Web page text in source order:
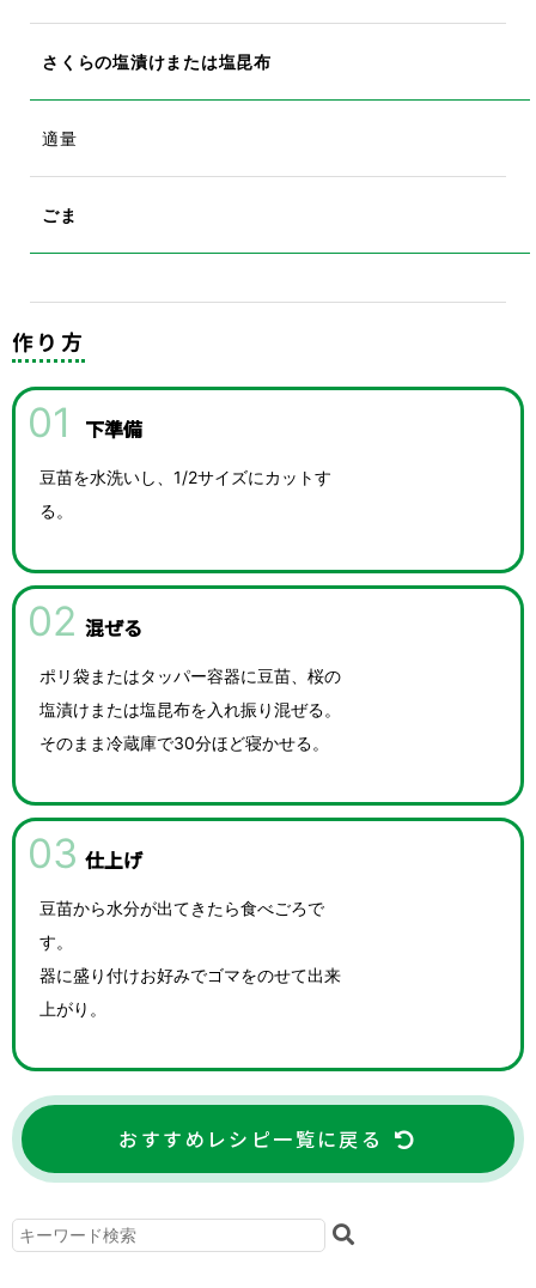
さくらの塩漬けまたは塩昆布
適量
ごま
作り方
01 下準備
豆苗を水洗いし、1/2サイズにカットす
る。
02 混ぜる
ポリ袋またはタッパー容器に豆苗、桜の
塩漬けまたは塩昆布を入れ振り混ぜる。
そのまま冷蔵庫で30分ほど寝かせる。
03 仕上げ
豆苗から水分が出てきたら食べごろで
す。
器に盛り付けお好みでゴマをのせて出来
上がり。
おすすめレシピ一覧に戻る